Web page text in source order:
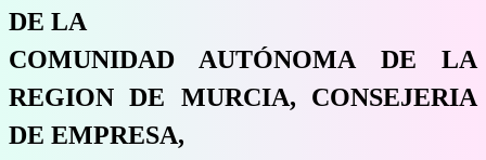
DE LA
COMUNIDAD AUTÓNOMA DE LA
REGION DE MURCIA, CONSEJERIA
DE EMPRESA,